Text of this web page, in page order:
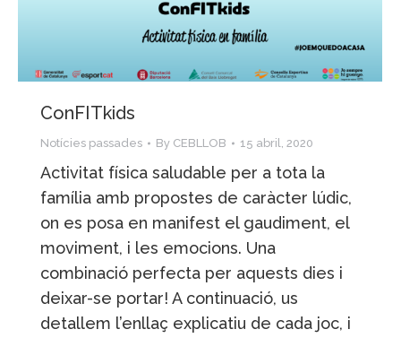
ConFITkids
Notícies passades By CEBLLOB 15 abril, 2020
Activitat física saludable per a tota la
família amb propostes de caràcter lúdic,
on es posa en manifest el gaudiment, el
moviment, i les emocions. Una
combinació perfecta per aquests dies i
deixar-se portar! A continuació, us
detallem l’enllaç explicatiu de cada joc, i